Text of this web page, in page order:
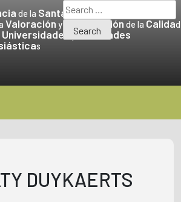
de la Santa Sede
Valoración y la Promociónde la Calidad
Universidades yFacultades
s
Search
for:
DUYKAERTS